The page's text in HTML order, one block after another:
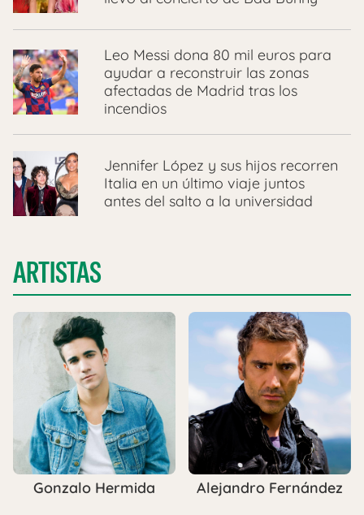
Leo Messi dona 80 mil euros para
ayudar a reconstruir las zonas
afectadas de Madrid tras los
incendios
Jennifer López y sus hijos recorren
Italia en un último viaje juntos
antes del salto a la universidad
ARTISTAS
Gonzalo Hermida Alejandro Fernández